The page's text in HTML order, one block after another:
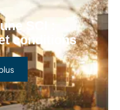
SCI :
conditions